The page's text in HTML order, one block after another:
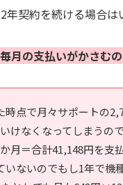
契約を続ける場合は
月の支払いがかさむ
点で月々サポートの
けなくなってしまうの
＝合計41,148円を支
ないのでもし1年で機